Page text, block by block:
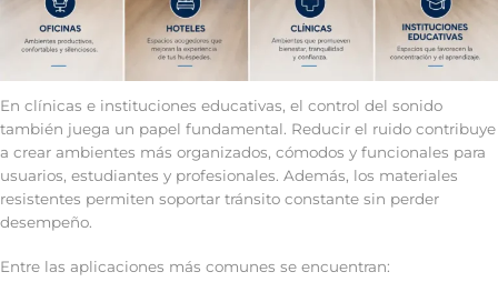
En clínicas e instituciones educativas, el control del sonido
también juega un papel fundamental. Reducir el ruido contribuye
a crear ambientes más organizados, cómodos y funcionales para
usuarios, estudiantes y profesionales. Además, los materiales
resistentes permiten soportar tránsito constante sin perder
desempeño.
Entre las aplicaciones más comunes se encuentran: